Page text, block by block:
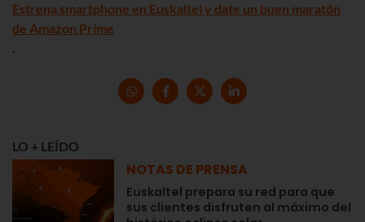
Estrena smartphone en Euskaltel y date un buen maratón
de Amazon Prime
.
LO + LEÍDO
NOTAS DE PRENSA
Euskaltel prepara su red para que
sus clientes disfruten al máximo del